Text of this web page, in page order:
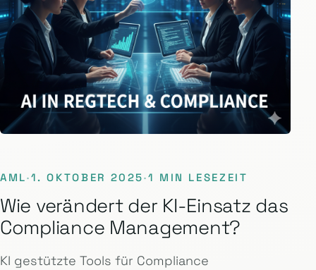
AML·1. OKTOBER 2025·1 MIN LESEZEIT
Wie verändert der KI-Einsatz das
Compliance Management?
KI gestützte Tools für Compliance